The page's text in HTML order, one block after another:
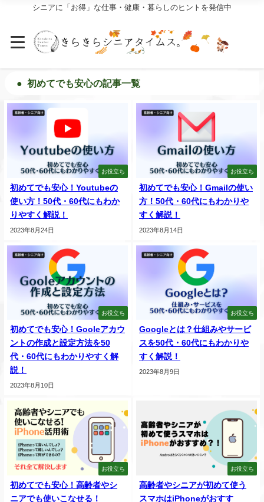
シニアに「お得」な仕事・健康・暮らしのヒントを発信中
初めてでも安心の記事一覧
お役立ち
初めてでも安心！Youtubeの
使い方！50代・60代にもわか
りやすく解説！
2023年8月24日
お役立ち
初めてでも安心！Gmailの使い
方！50代・60代にもわかりや
すく解説！
2023年8月14日
お役立ち
初めてでも安心！Gooleアカウ
ントの作成と設定方法を50
代・60代にもわかりやすく解
説！
2023年8月10日
お役立ち
Googleとは？仕組みやサービ
スを50代・60代にもわかりや
すく解説！
2023年8月9日
お役立ち
初めてでも安心！高齢者やシ
ニアでも使いこなせる！
お役立ち
高齢者やシニアが初めて使う
スマホはiPhoneがおすす